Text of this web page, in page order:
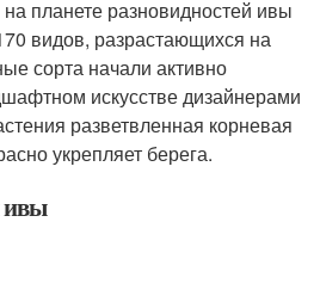
планете разновидностей ивы
видов, разрастающихся на
сорта начали активно
искусстве дизайнерами
разветвленная корневая
укрепляет берега.
ивы